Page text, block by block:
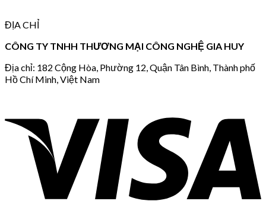
ĐỊA CHỈ
CÔNG TY TNHH THƯƠNG MẠI CÔNG NGHỆ GIA HUY
Địa chỉ: 182 Cộng Hòa, Phường 12, Quận Tân Bình, Thành phố
Hồ Chí Minh, Việt Nam